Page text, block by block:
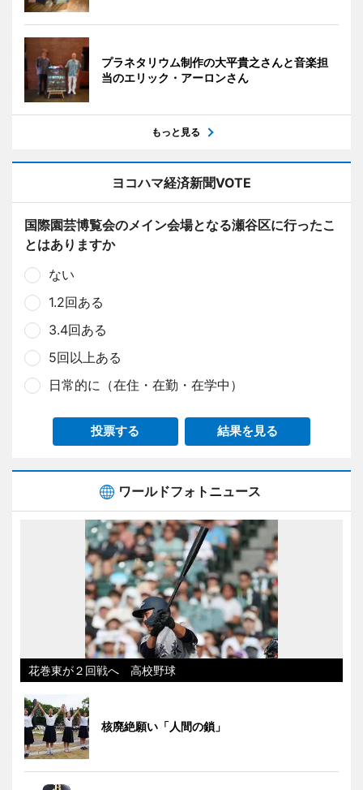
プラネタリウム制作の大平貴之さんと音楽担
当のエリック・アーロンさん
もっと見る
ヨコハマ経済新聞VOTE
国際園芸博覧会のメイン会場となる瀬谷区に行ったこ
とはありますか
ない
1.2回ある
3.4回ある
5回以上ある
日常的に（在住・在勤・在学中）
投票する 結果を見る
ワールドフォトニュース
花巻東が２回戦へ 高校野球
核廃絶願い「人間の鎖」